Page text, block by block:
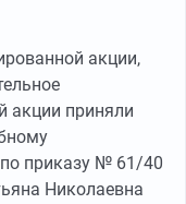
акции,
акции приняли
приказу № 61/40
Николаевна